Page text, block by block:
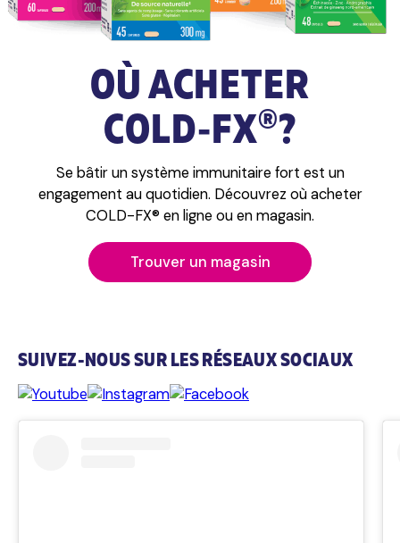
OÙ ACHETER
COLD‑FX®?
Se bâtir un système immunitaire fort est un
engagement au quotidien. Découvrez où acheter
COLD-FX® en ligne ou en magasin.
Trouver un magasin
SUIVEZ-NOUS SUR LES RÉSEAUX SOCIAUX
CLICK TO VISIT COLD-FX INSTAGRAM